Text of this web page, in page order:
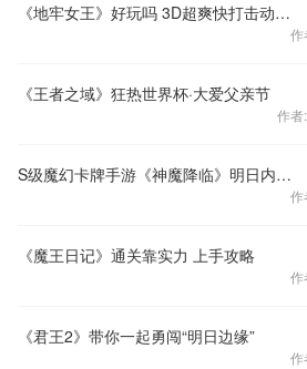
《地牢女王》好玩吗 3D超爽快打击动作手游
《王者之域》狂热世界杯·大爱父亲节
作
S级魔幻卡牌手游《神魔降临》明日内测在即！
《魔王日记》通关靠实力 上手攻略
《君王2》带你一起勇闯“明日边缘”